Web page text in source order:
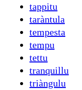
tappitu
taràntula
tempesta
tempu
tettu
tranquillu
triàngulu